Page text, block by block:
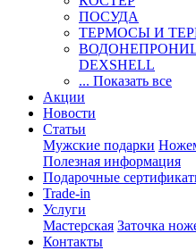
ПОСУДА
ТЕРМОСЫ И
DEXSHELL
... Показать все
Акции
Новости
Статьи
Мужские подарки
Полезная информация
Подарочные
Trade-in
Услуги
Мастерская Заточка
Контакты